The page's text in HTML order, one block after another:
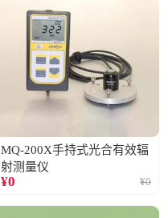
MQ-200X手持式光合有效辐
射测量仪
¥0 ¥0